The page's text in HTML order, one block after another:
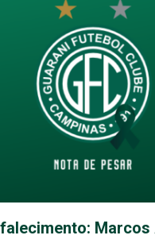
Marcos